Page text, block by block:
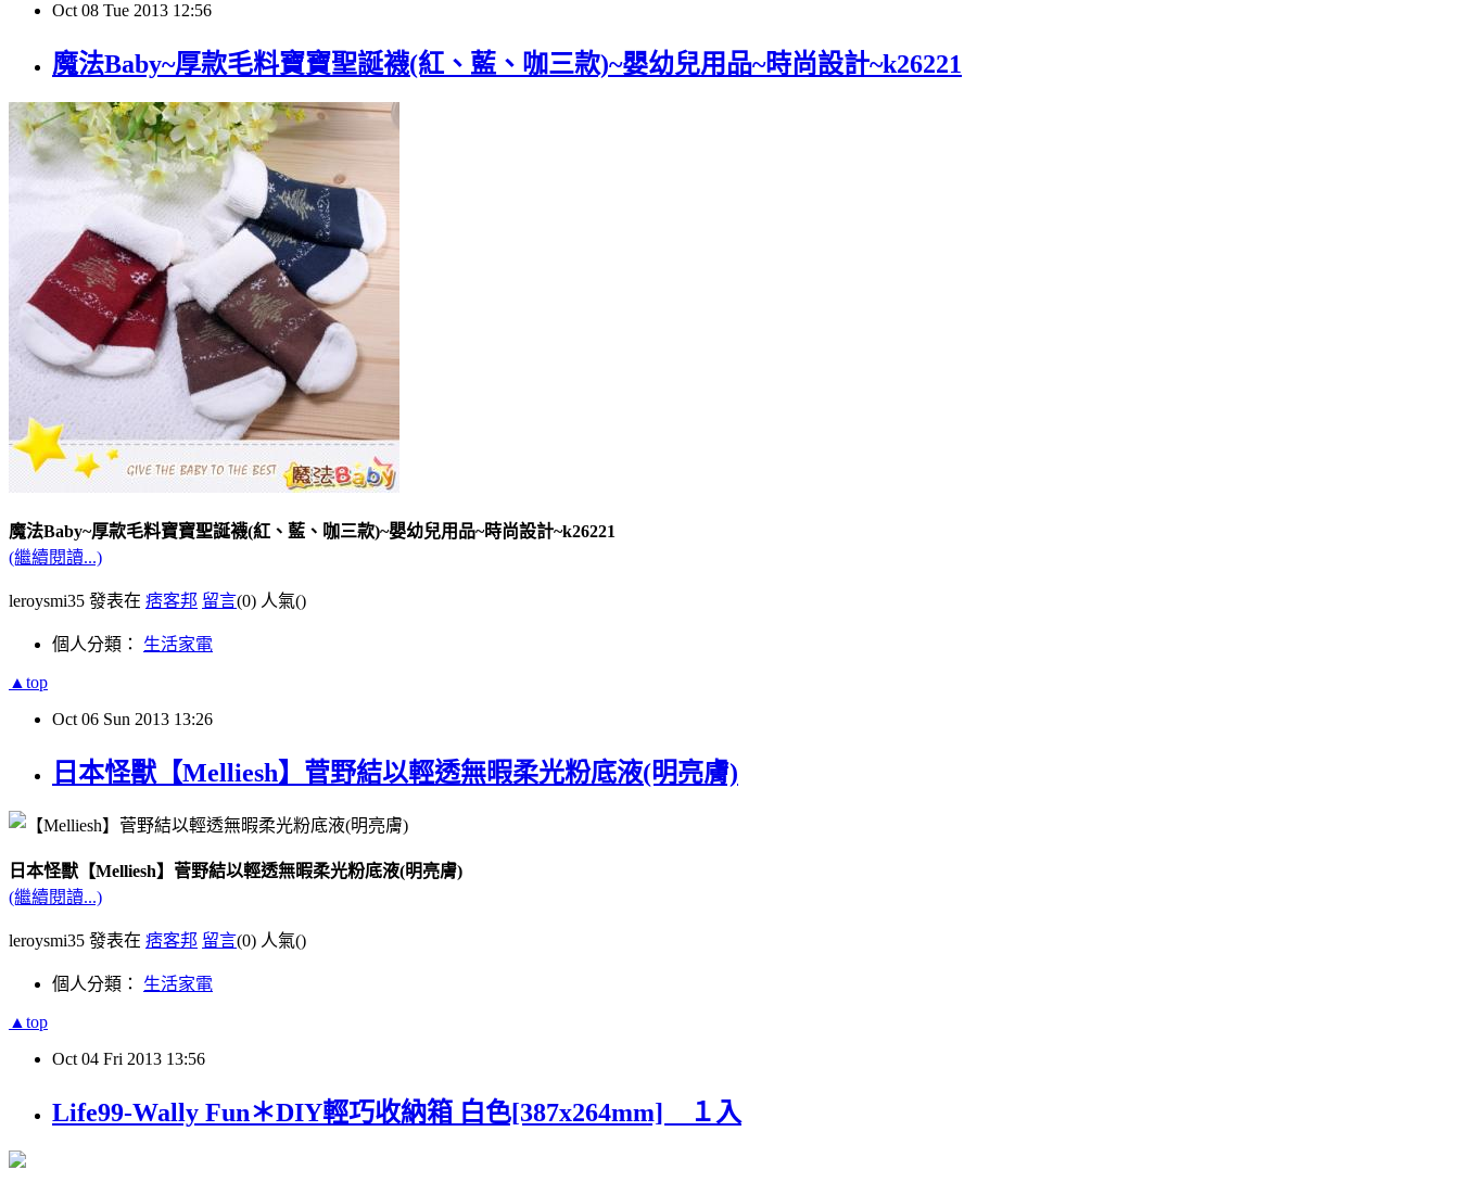
Oct 08 Tue 2013 12:56
魔法Baby~厚款毛料寶寶聖誕襪(紅、藍、咖三款)~嬰幼兒用品~時尚設計~k26221
魔法Baby~厚款毛料寶寶聖誕襪(紅、藍、咖三款)~嬰幼兒用品~時尚設計~k26221
(繼續閱讀...)
leroysmi35 發表在 痞客邦 留言(0) 人氣()
個人分類： 生活家電
▲top
Oct 06 Sun 2013 13:26
日本怪獸【Melliesh】菅野結以輕透無暇柔光粉底液(明亮膚)
日本怪獸【Melliesh】菅野結以輕透無暇柔光粉底液(明亮膚)
(繼續閱讀...)
leroysmi35 發表在 痞客邦 留言(0) 人氣()
個人分類： 生活家電
▲top
Oct 04 Fri 2013 13:56
Life99-Wally Fun＊DIY輕巧收納箱 白色[387x264mm] １入